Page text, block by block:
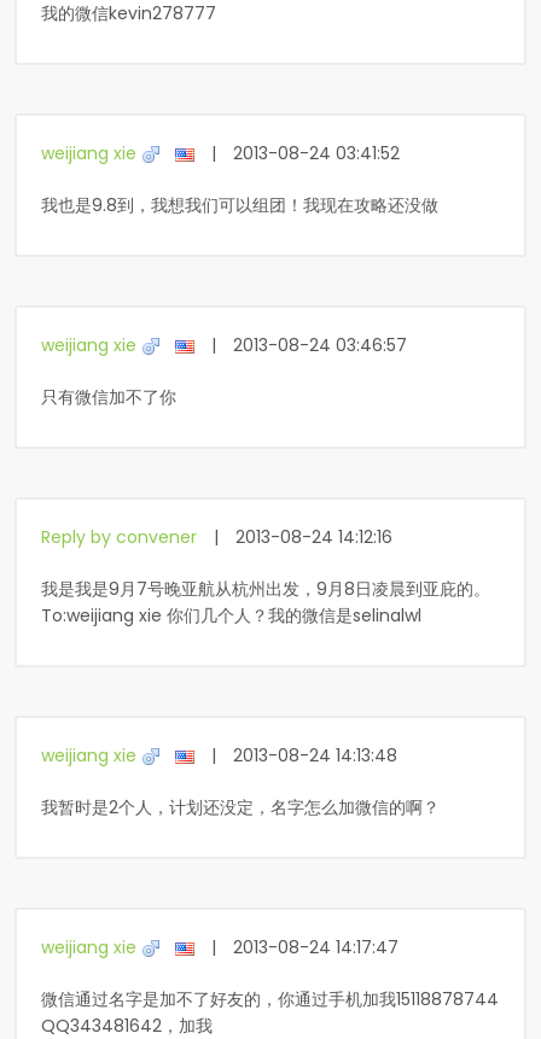
我的微信kevin278777
weijiang xie | 2013-08-24 03:41:52
我也是9.8到，我想我们可以组团！我现在攻略还没做
weijiang xie | 2013-08-24 03:46:57
只有微信加不了你
Reply by convener | 2013-08-24 14:12:16
我是我是9月7号晚亚航从杭州出发，9月8日凌晨到亚庇的。
To:weijiang xie 你们几个人？我的微信是selinalwl
weijiang xie | 2013-08-24 14:13:48
我暂时是2个人，计划还没定，名字怎么加微信的啊？
weijiang xie | 2013-08-24 14:17:47
微信通过名字是加不了好友的，你通过手机加我15118878744
QQ343481642，加我